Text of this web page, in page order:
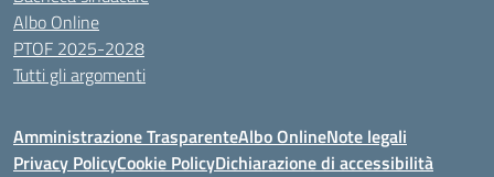
Albo Online
PTOF 2025-2028
Tutti gli argomenti
Amministrazione TrasparenteAlbo OnlineNote legali
Privacy PolicyCookie PolicyDichiarazione di accessibilità